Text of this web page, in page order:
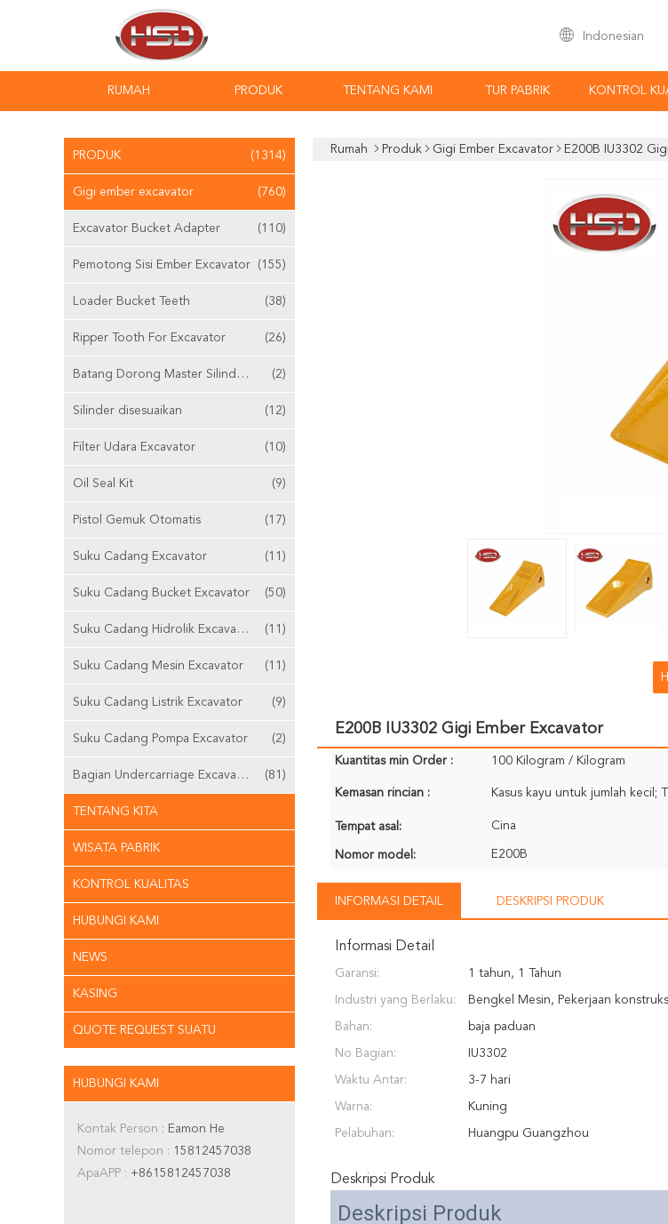
Indonesian
RUMAH PRODUK TENTANG KAMI TUR PABRIK KONTROL
PRODUK (1314)
Gigi ember excavator (760)
Excavator Bucket Adapter (110)
Pemotong Sisi Ember Excavator (155)
Loader Bucket Teeth (38)
Ripper Tooth For Excavator (26)
Batang Dorong Master Silinder Yang Dapat Disesuaikan (2)
Silinder disesuaikan (12)
Filter Udara Excavator (10)
Oil Seal Kit (9)
Pistol Gemuk Otomatis (17)
Suku Cadang Excavator (11)
Suku Cadang Bucket Excavator (50)
Suku Cadang Hidrolik Excavator (11)
Suku Cadang Mesin Excavator (11)
Suku Cadang Listrik Excavator (9)
Suku Cadang Pompa Excavator (2)
Bagian Undercarriage Excavator (81)
TENTANG KITA
WISATA PABRIK
KONTROL KUALITAS
HUBUNGI KAMI
NEWS
KASING
QUOTE REQUEST SUATU
HUBUNGI KAMI
Kontak Person : Eamon He
Nomor telepon : 15812457038
ApaAPP : +8615812457038
Rumah Produk Gigi Ember Excavator E200B IU3302
E200B IU3302 Gigi Ember Excavator
Kuantitas min Order : 100 Kilogram / Kilogram
Kemasan rincian :
Tempat asal: Cina
Nomor model: E200B
INFORMASI DETAIL DESKRIPSI PRODUK
Informasi Detail
Garansi: 1 tahun, 1 Tahun
Industri yang Berlaku: Bengkel Mesin, Pekerjaan
Bahan: baja paduan
No Bagian: IU3302
Waktu Antar: 3-7 hari
Warna: Kuning
Pelabuhan: Huangpu Guangzhou
Deskripsi Produk
Deskripsi Produk